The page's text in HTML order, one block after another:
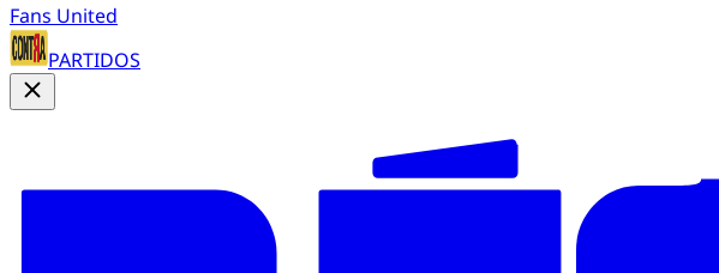
Fans United
PARTIDOS